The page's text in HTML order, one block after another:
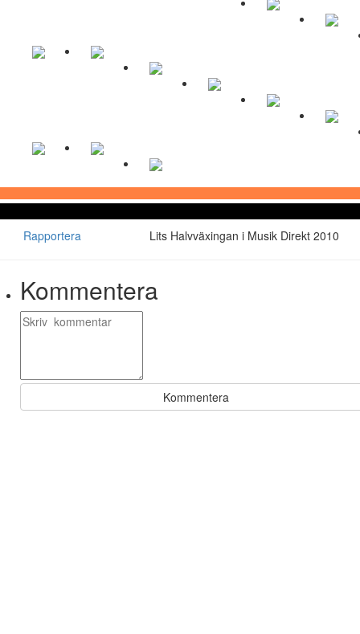
Rapportera Lits Halvväxingan i Musik Direkt 2010
Kommentera
Kommentera